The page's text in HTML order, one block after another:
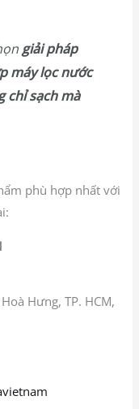
giải pháp
máy lọc nước
chỉ sạch mà
phù hợp nhất với
Hưng, TP. HCM,